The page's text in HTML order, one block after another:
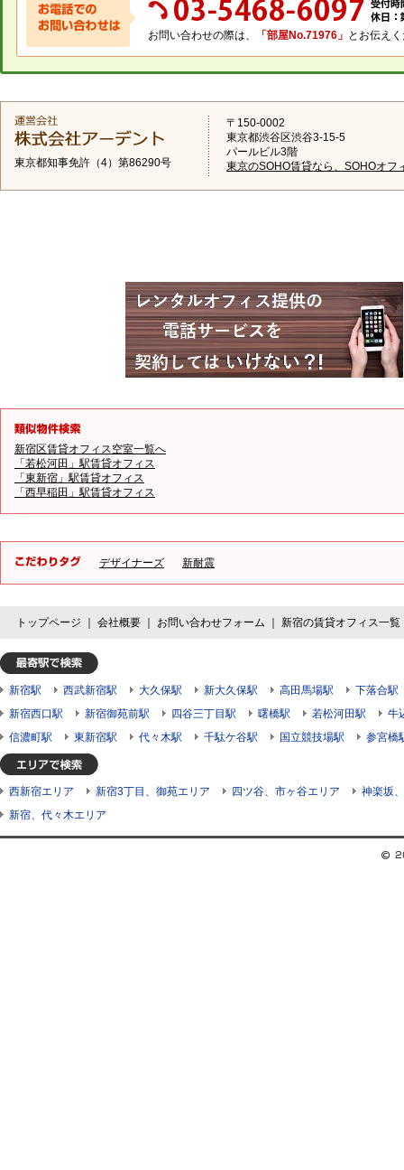
お問い合わせの際は、 「部屋No.71976」 とお伝え
東京都知事免許（4）第86290号
〒150-0002
東京都渋谷区渋谷3-15-5
パールビル3階
東京のSOHO賃貸なら、SOHOオフ
新宿区賃貸オフィス空室一覧へ
「若松河田」駅賃貸オフィス
「東新宿」駅賃貸オフィス
「西早稲田」駅賃貸オフィス
デザイナーズ 新耐震
トップページ 会社概要 お問い合わせフォーム 新宿の賃貸オフィス一覧
新宿駅 西武新宿駅 大久保駅 新大久保駅 高田馬場駅
下落合駅
新宿西口駅
新宿御苑前駅 四谷三丁目駅 曙橋駅 若松河田駅
牛
信濃町駅
東新宿駅 代々木駅 千駄ケ谷駅 国立競技場駅 参宮橋
西新宿エリア 新宿3丁目、御苑エリア 四ツ谷、市ヶ谷エリア
神楽坂
新宿、代々木エリア